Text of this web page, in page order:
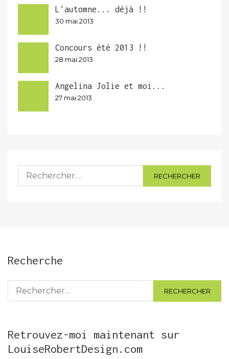
L'automne... déjà !!
30 mai 2013
Concours été 2013 !!
28 mai 2013
Angelina Jolie et moi...
27 mai 2013
Rechercher :
Recherche
Rechercher :
Retrouvez-moi maintenant sur
LouiseRobertDesign.com